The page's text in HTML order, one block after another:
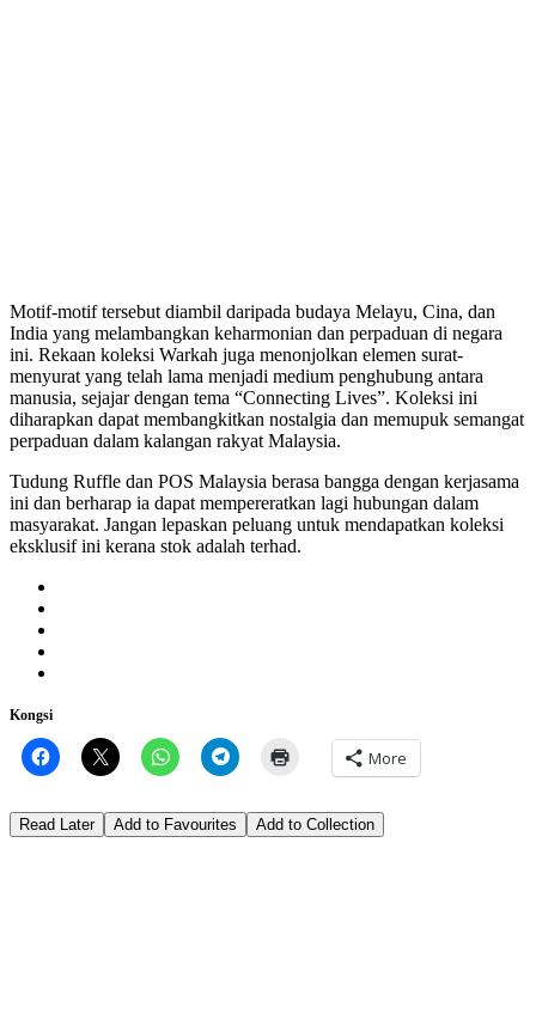
Motif-motif tersebut diambil daripada budaya Melayu, Cina, dan
India yang melambangkan keharmonian dan perpaduan di negara
ini. Rekaan koleksi Warkah juga menonjolkan elemen surat-
menyurat yang telah lama menjadi medium penghubung antara
manusia, sejajar dengan tema “Connecting Lives”. Koleksi ini
diharapkan dapat membangkitkan nostalgia dan memupuk semangat
perpaduan dalam kalangan rakyat Malaysia.
Tudung Ruffle dan POS Malaysia berasa bangga dengan kerjasama
ini dan berharap ia dapat mempereratkan lagi hubungan dalam
masyarakat. Jangan lepaskan peluang untuk mendapatkan koleksi
eksklusif ini kerana stok adalah terhad.
Kongsi
More
Read Later Add to Favourites Add to Collection